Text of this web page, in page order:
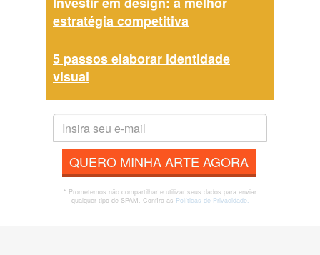
estratégia competitiva
5 passos elaborar identidade
visual
QUERO MINHA ARTE AGORA
* Prometemos não compartilhar e utilizar seus dados para enviar
qualquer tipo de SPAM. Confira as Políticas de Privacidade.